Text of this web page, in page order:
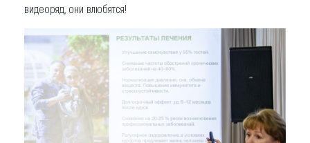
видеоряд, они влюбятся!